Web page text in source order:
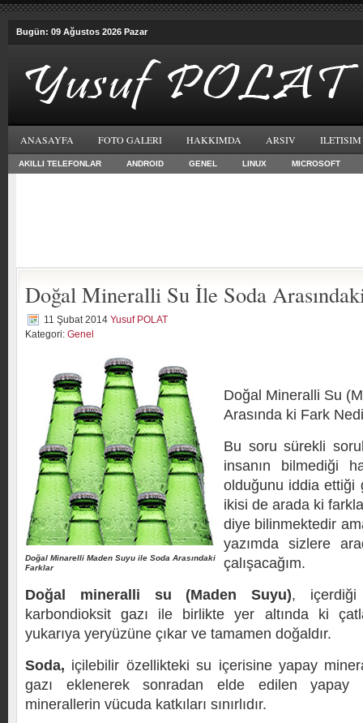
Bugün: 09 Ağustos 2026 Pazar
ANASAYFA FOTO GALERI HAKKIMDA ARSIV ILETISIM
AKILLI TELEFONLAR ANDROID GENEL LINUX MICROSOFT
Doğal Mineralli Su İle Soda
11 Şubat 2014 Yusuf POLAT
Kategori: Genel
Doğal Minarelli Maden Suyu ile Soda Arasındaki
Farklar
Doğal Mineralli Su
Arasında ki Fark
Bu soru sürekli
insanın bilmediği
olduğunu iddia ettiği
ikisi de arada ki
diye bilinmektedir
yazımda sizlere
çalışacağım.
Doğal mineralli su (Maden Suyu),
karbondioksit gazı ile birlikte yer altında ki
yukarıya yeryüzüne çıkar ve tamamen doğaldır.
Soda, içilebilir özellikteki su içerisine yapay
gazı eklenerek sonradan elde edilen yapay
minerallerin vücuda katkıları sınırlıdır.